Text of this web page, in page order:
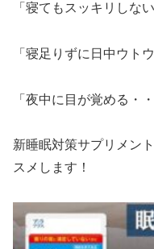
「寝てもスッキリしな
「寝足りずに日中ウト
「夜中に目が覚める・
新睡眠対策サプリメント
スメします！